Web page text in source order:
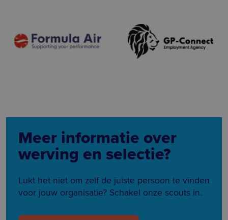
Meer informatie over
werving en selectie?
Lukt het niet om zelf de juiste persoon te vinden
voor jouw organisatie? Schakel onze scouts in.